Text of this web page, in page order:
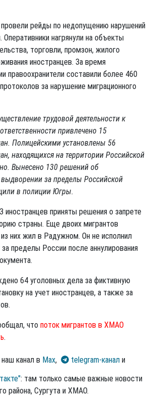
рейды по недопущению нарушений
Оперативники нагрянули на объекты
торговли, промзон, жилого
иностранцев. За время
правоохранители составили более 460
за нарушение миграционного
трудовой деятельности к
привлечено 15
Полицейскими установлены 56
находящихся на территории Российской
Вынесено 130 решений об
за пределы Российской
в полиции Югры.
приняты решения о запрете
страны. Еще двоих мигрантов
них жил в Радужном. Он не исполнил
пределы России после аннулирования
64 уголовных дела за фиктивную
на учет иностранцев, а также за
что поток мигрантов в ХМАО
.
канал в Max, telegram-канал и
: там только самые важные новости
района, Сургута и ХМАО.